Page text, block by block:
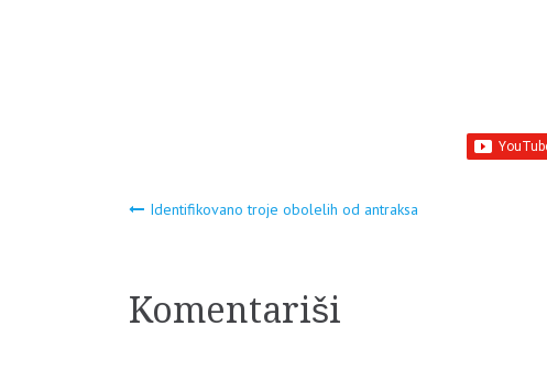
Navigacija
Identifikovano troje obolelih od antraksa
Komentariši